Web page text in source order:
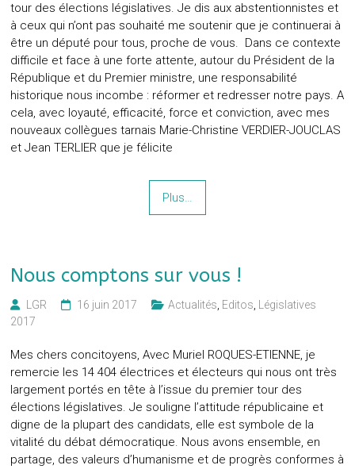
tour des élections législatives. Je dis aux abstentionnistes et
à ceux qui n’ont pas souhaité me soutenir que je continuerai à
être un député pour tous, proche de vous. Dans ce contexte
difficile et face à une forte attente, autour du Président de la
République et du Premier ministre, une responsabilité
historique nous incombe : réformer et redresser notre pays. A
cela, avec loyauté, efficacité, force et conviction, avec mes
nouveaux collègues tarnais Marie-Christine VERDIER-JOUCLAS
et Jean TERLIER que je félicite
Plus…
Nous comptons sur vous !
LGR 16 juin 2017 Actualités Editos
Législatives
2017
Mes chers concitoyens, Avec Muriel ROQUES-ETIENNE, je
remercie les 14 404 électrices et électeurs qui nous ont très
largement portés en tête à l’issue du premier tour des
élections législatives. Je souligne l’attitude républicaine et
digne de la plupart des candidats, elle est symbole de la
vitalité du débat démocratique. Nous avons ensemble, en
partage, des valeurs d’humanisme et de progrès conformes à